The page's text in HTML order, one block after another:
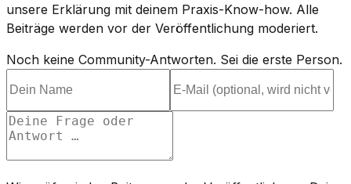
unsere Erklärung mit deinem Praxis-Know-how. Alle
Beiträge werden vor der Veröffentlichung moderiert.
Noch keine Community-Antworten. Sei die erste Person.